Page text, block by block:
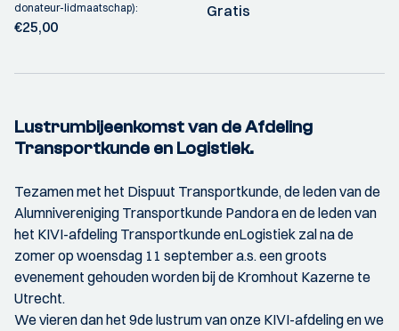
donateur-lidmaatschap):
€25,00
Gratis
Lustrumbijeenkomst van de Afdeling
Transportkunde en Logistiek.
Tezamen met het Dispuut Transportkunde, de leden van de
Alumnivereniging Transportkunde Pandora en de leden van
het KIVI-afdeling Transportkunde enLogistiek zal na de
zomer op woensdag 11 september a.s. een groots
evenement gehouden worden bij de Kromhout Kazerne te
Utrecht.
We vieren dan het 9de lustrum van onze KIVI-afdeling en we